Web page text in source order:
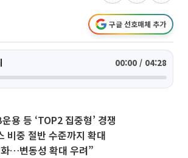
구글 선호매체 추가
00:00 / 04:28
용 등 ‘TOP2 집중형’ 경쟁
비중 절반 수준까지 확대
…변동성 확대 우려”